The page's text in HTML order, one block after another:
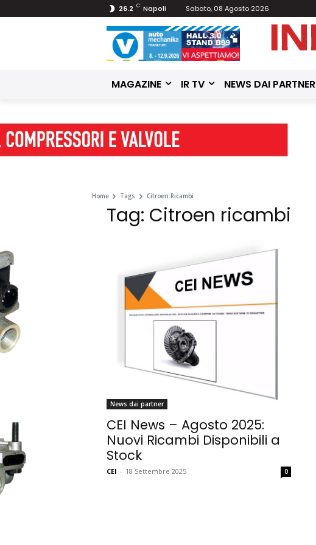
26.2 C Napoli Sabato, 08 Agosto 2026
MAGAZINE IR TV NEWS DAI PARTNER
Home Tags Citroen Ricambi
Tag: Citroen ricambi
News dai partner
CEI News – Agosto 2025:
Nuovi Ricambi Disponibili a
Stock
CEI - 18 Settembre 2025 0